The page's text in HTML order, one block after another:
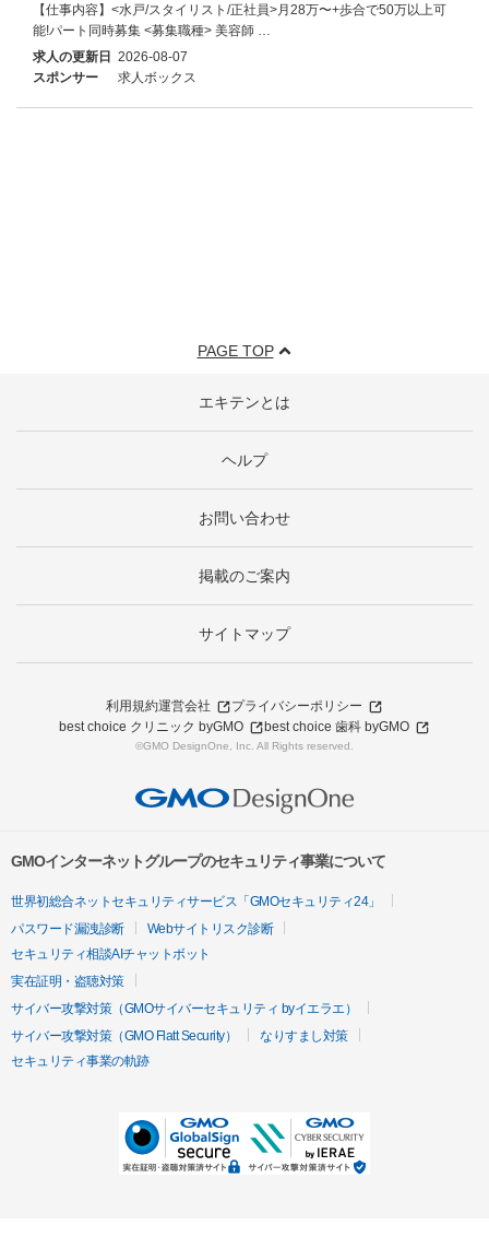
【仕事内容】<水戸/スタイリスト/正社員>月28万〜+歩合で50万以上可
能!パート同時募集 <募集職種> 美容師 …
求人の更新日 2026-08-07
スポンサー
求人ボックス
PAGE TOP
エキテンとは
ヘルプ
お問い合わせ
掲載のご案内
サイトマップ
利用規約運営会社
プライバシーポリシー
best choice クリニック byGMO
best choice 歯科 byGMO
©GMO DesignOne, Inc. All Rights reserved.
GMOインターネットグループのセキュリティ事業について
世界初総合ネットセキュリティサービス「GMOセキュリティ24」
パスワード漏洩診断
Webサイトリスク診断
セキュリティ相談AIチャットボット
実在証明・盗聴対策
サイバー攻撃対策（GMOサイバーセキュリティ byイエラエ）
サイバー攻撃対策（GMO Flatt Security）
なりすまし対策
セキュリティ事業の軌跡